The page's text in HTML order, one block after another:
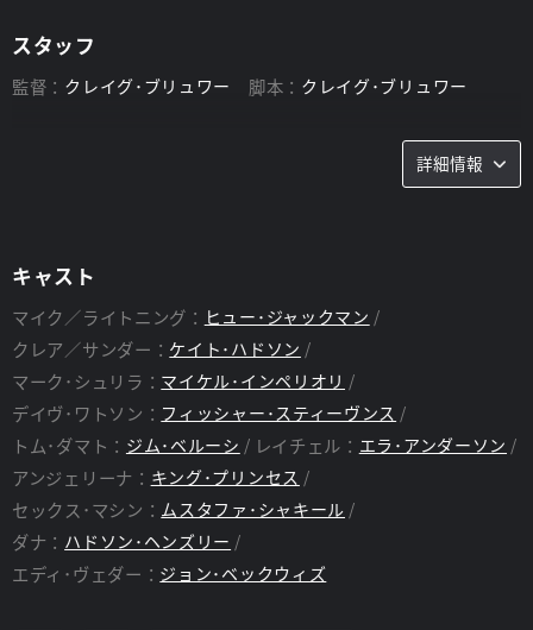
スタッフ
監督： クレイグ･ブリュワー 脚本： クレイグ･ブリュワー
詳細情報
キャスト
マイク／ライトニング： ヒュー･ジャックマン
クレア／サンダー： ケイト･ハドソン
マーク･シュリラ： マイケル･インペリオリ
デイヴ･ワトソン： フィッシャー･スティーヴンス
トム･ダマト： ジム･ベルーシ レイチェル： エラ･アンダーソン
アンジェリーナ： キング･プリンセス
セックス･マシン： ムスタファ･シャキール
ダナ： ハドソン･ヘンズリー
エディ･ヴェダー： ジョン･ベックウィズ